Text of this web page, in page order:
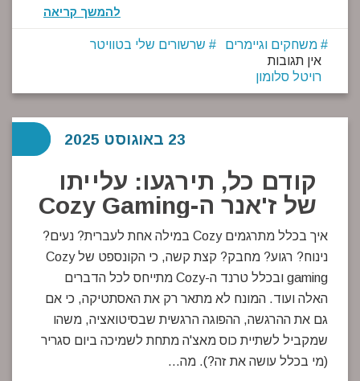
להמשך קריאה
משחקים וגיימרים
שרשורים שלי בטוויטר
אין תגובות
רויטל סלומון
קודם כל, תירגעו: עלייתו
של ז'אנר ה-Cozy Gaming
איך בכלל מתרגמים Cozy במילה אחת לעברית? נעים?
נינוח? רגוע? מחבק? קצת קשה, כי הקונספט של Cozy
gaming ובכלל טרנד ה-Cozy מתייחס לכל הדברים
האלה ועוד. המונח לא מתאר רק את האסתטיקה, כי אם
גם את ההרגשה, ההפוגה הרגשית שבסיטואציה, משהו
שמקביל לשתיית כוס מאצ'ה מתחת לשמיכה ביום סגריר
(מי בכלל עושה את זה?). מה…
23 באוגוסט 2025